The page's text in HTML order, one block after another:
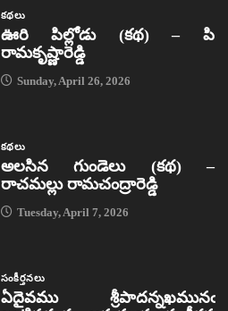
కథలు
ఊరి పిల్లోడు (కథ) – పి
రామకృష్ణారెడ్డి
Sunday, April 26, 2026
కథలు
అలసిన గుండెలు (కథ) –
రాచమల్లు రామచంద్రారెడ్డి
Tuesday, April 7, 2026
సంకీర్తనలు
ఏదైవము శ్రీపాదన్నఖమునఁ